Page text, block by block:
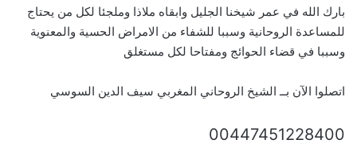
بارك الله في عمر شيخنا الجليل وابقاه ملاذا وملجئا لكل من يحتاج
للمساعدة الروحانية وسببا للشفاء من الامراض الحسية والمعنوية
وسببا في قضاء الحوائج ومفتاحا لكل مستغلق
اتصلوا الآن بــ الشيخ الروحاني المغربي سيف الدين السوسي
00447451228400